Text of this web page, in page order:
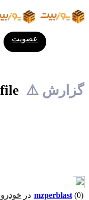
عضویت
⚠️ گزارش
mzperblast (0) در خودرو